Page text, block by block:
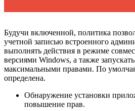
Будучи включенной, политика
учетной записью встроенного
выполнять действия в режиме
версиями Windows, а также
максимальными правами. По
определена.
Обнаружение установки
повышение прав.